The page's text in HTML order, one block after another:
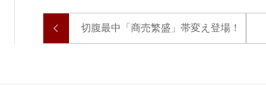
切腹最中「商売繁盛」帯変え登場！